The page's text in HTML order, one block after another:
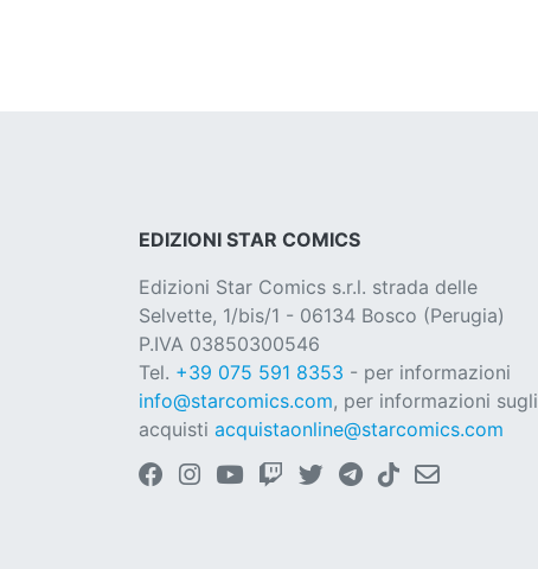
EDIZIONI STAR COMICS
Edizioni Star Comics s.r.l. strada delle
Selvette, 1/bis/1 - 06134 Bosco (Perugia)
P.IVA 03850300546
Tel. +39 075 591 8353 - per informazioni
info@starcomics.com, per informazioni sugli
acquisti acquistaonline@starcomics.com